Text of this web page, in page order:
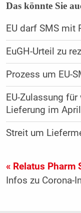
Das könnte Sie
EU darf SMS mit
EuGH-Urteil zu
Prozess um EU-
EU-Zulassung
Lieferung im April
Streit um
« Relatus Pharm
Infos zu